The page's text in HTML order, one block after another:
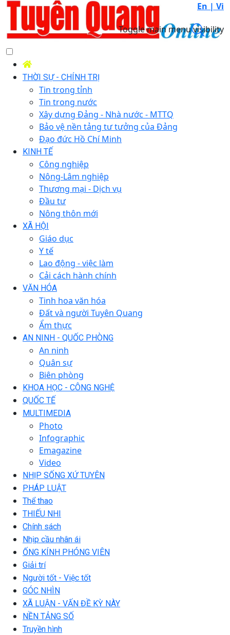
En | Vi
Toggle main menu visibility
THỜI SỰ - CHÍNH TRỊ
Tin trong tỉnh
Tin trong nước
Xây dựng Đảng - Nhà nước - MTTQ
Bảo vệ nền tảng tư tưởng của Đảng
Đạo đức Hồ Chí Minh
KINH TẾ
Công nghiệp
Nông-Lâm nghiệp
Thương mại - Dịch vụ
Đầu tư
Nông thôn mới
XÃ HỘI
Giáo dục
Y tế
Lao động - việc làm
Cải cách hành chính
VĂN HÓA
Tinh hoa văn hóa
Đất và người Tuyên Quang
Ẩm thực
AN NINH - QUỐC PHÒNG
An ninh
Quân sự
Biên phòng
KHOA HỌC - CÔNG NGHỆ
QUỐC TẾ
MULTIMEDIA
Photo
Infographic
Emagazine
Video
NHỊP SỐNG XỨ TUYÊN
PHÁP LUẬT
Thể thao
THIẾU NHI
Chính sách
Nhịp cầu nhân ái
ỐNG KÍNH PHÓNG VIÊN
Giải trí
Người tốt - Việc tốt
GÓC NHÌN
XÃ LUẬN - VẤN ĐỀ KỲ NÀY
NỀN TẢNG SỐ
Truyền hình